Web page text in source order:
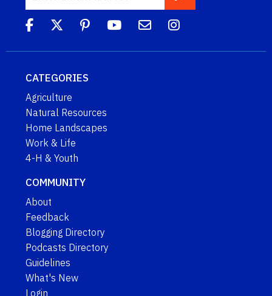
CATEGORIES
Agriculture
Natural Resources
Home Landscapes
Work & Life
4-H & Youth
COMMUNITY
About
Feedback
Blogging Directory
Podcasts Directory
Guidelines
What's New
Login